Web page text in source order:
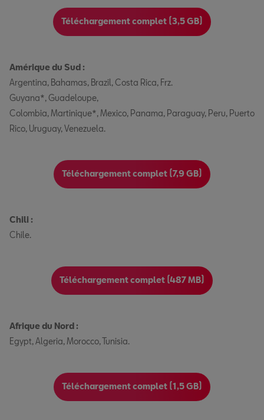
Téléchargement complet (3,5 GB)
Amérique du Sud :
Argentina, Bahamas, Brazil, Costa Rica, Frz.
Guyana*, Guadeloupe,
Colombia, Martinique*, Mexico, Panama, Paraguay, Peru, Puerto
Rico, Uruguay, Venezuela.
Téléchargement complet (7,9 GB)
Chili :
Chile.
Téléchargement complet (487 MB)
Afrique du Nord :
Egypt, Algeria, Morocco, Tunisia.
Téléchargement complet (1,5 GB)